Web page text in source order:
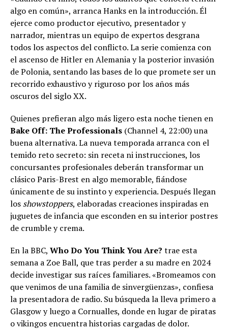
algo en común», arranca Hanks en la introducción. Él
ejerce como productor ejecutivo, presentador y
narrador, mientras un equipo de expertos desgrana
todos los aspectos del conflicto. La serie comienza con
el ascenso de Hitler en Alemania y la posterior invasión
de Polonia, sentando las bases de lo que promete ser un
recorrido exhaustivo y riguroso por los años más
oscuros del siglo XX.
Quienes prefieran algo más ligero esta noche tienen en
Bake Off: The Professionals (Channel 4, 22:00) una
buena alternativa. La nueva temporada arranca con el
temido reto secreto: sin receta ni instrucciones, los
concursantes profesionales deberán transformar un
clásico Paris-Brest en algo memorable, fiándose
únicamente de su instinto y experiencia. Después llegan
los showstoppers, elaboradas creaciones inspiradas en
juguetes de infancia que esconden en su interior postres
de crumble y crema.
En la BBC, Who Do You Think You Are? trae esta
semana a Zoe Ball, que tras perder a su madre en 2024
decide investigar sus raíces familiares. «Bromeamos con
que venimos de una familia de sinvergüenzas», confiesa
la presentadora de radio. Su búsqueda la lleva primero a
Glasgow y luego a Cornualles, donde en lugar de piratas
o vikingos encuentra historias cargadas de dolor.